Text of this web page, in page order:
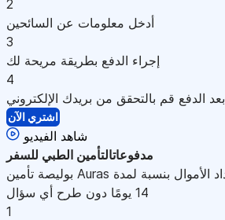
2
أدخل معلومات عن السائحين
3
إجراء الدفع بطريقة مريحة لك
4
بعد الدفع قم بالتحقق من بريدك الإلكتروني
اشتري الآن
شاهد الفيديو
مدفوعاتالتأمين الطبي للسفر
بوليصة تأمين Auras مدعومة بضمان استرداد الأموال بنسبة لمدة
14 يومًا دون طرح أي سؤال
1